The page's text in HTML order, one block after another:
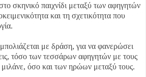
σκηνικό παιχνίδι μεταξύ των αφηγητών
και τη σχετικότητα που
με δράση, για να φανερώσει
τόσο των τεσσάρων αφηγητών με τους
μιλάνε, όσο και των ηρώων μεταξύ τους.